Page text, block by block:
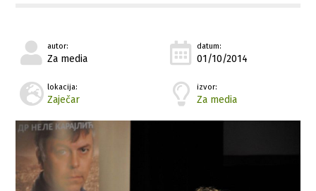
autor:
Za media
datum:
01/10/2014
lokacija:
Zaječar
izvor:
Za media